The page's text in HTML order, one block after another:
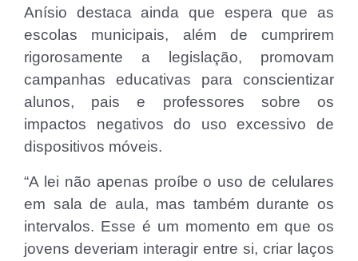
Anísio destaca ainda que espera que as
escolas municipais, além de cumprirem
rigorosamente a legislação, promovam
campanhas educativas para conscientizar
alunos, pais e professores sobre os
impactos negativos do uso excessivo de
dispositivos móveis.
“A lei não apenas proíbe o uso de celulares
em sala de aula, mas também durante os
intervalos. Esse é um momento em que os
jovens deveriam interagir entre si, criar laços